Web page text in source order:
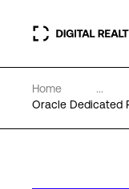
Rechenzentren
Home ...
Oracle Dedicated